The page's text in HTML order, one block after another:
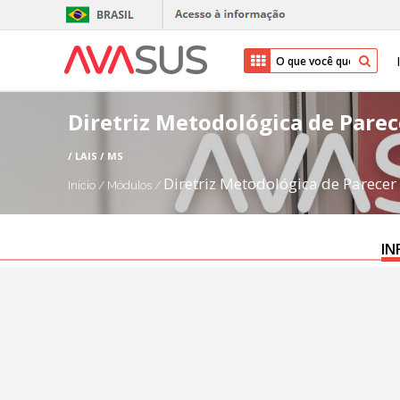
Diretriz Metodológica de
/ LAIS / MS
Início / Módulos/ Diretriz Metodológica de